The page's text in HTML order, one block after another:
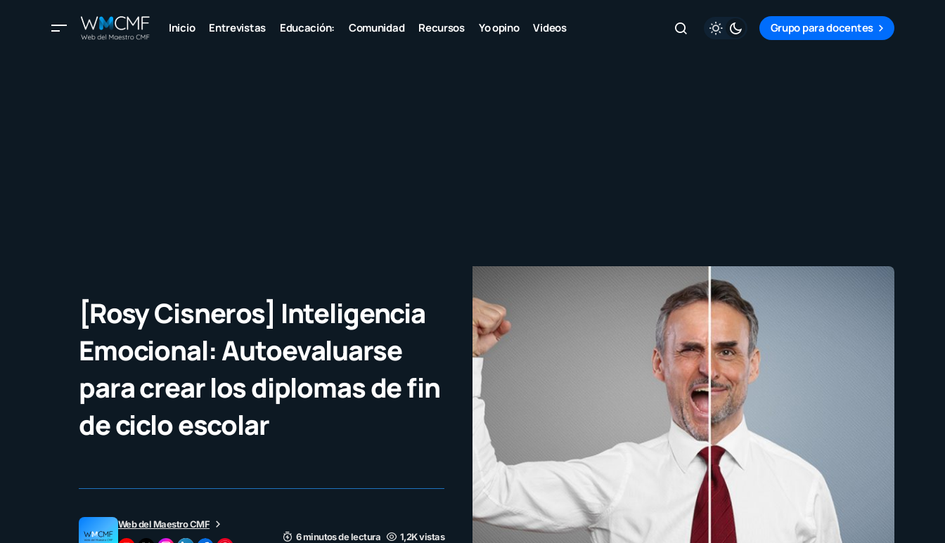
Inicio Entrevistas Educación: Comunidad Recursos Yo opino Videos Grupo para docentes
[Rosy Cisneros] Inteligencia
Emocional: Autoevaluarse
para crear los diplomas de fin
de ciclo escolar
Web del Maestro CMF
6 minutos de lectura
1,2K vistas